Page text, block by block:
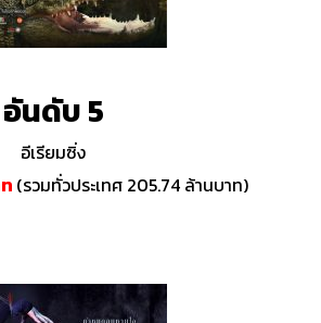
อันดับ 5
อีเรียมซิ่ง
(รวมทั่วประเทศ 205.74 ล้านบาท)